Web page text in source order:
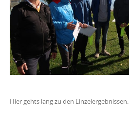
Hier gehts lang zu den Einzelergebnissen: